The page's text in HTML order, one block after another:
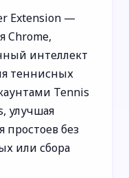
Extension —
Chrome,
интеллект
теннисных
Tennis
улучшая
простоев без
или сбора